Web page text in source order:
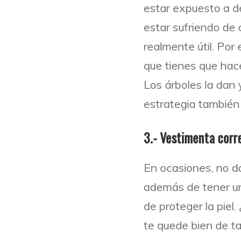
estar expuesto a
estar sufriendo de
realmente útil. Por
que tienes que
Los árboles la dan
estrategia
3.- Vestimenta
En ocasiones, no
además de tener
de proteger la piel.
te quede bien de